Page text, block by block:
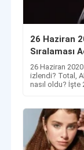
26 Haziran
Sıralaması
26 Haziran
izlendi? Total,
nasıl oldu? İşte